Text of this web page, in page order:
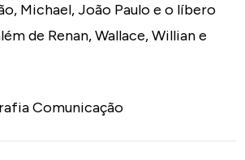
Michael, João Paulo e o líbero
de Renan, Wallace, Willian e
Comunicação